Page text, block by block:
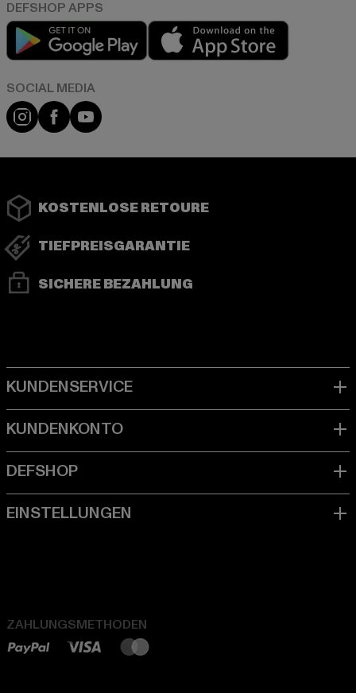
Play market
Instagram
FacebookYouTube
KOSTENLOSE RETOURE
TIEFPREISGARANTIE
SICHERE BEZAHLUNG
ZAHLUNGSMETHODEN